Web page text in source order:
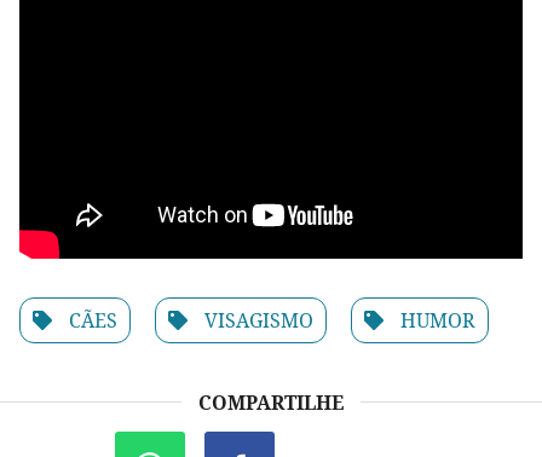
CÃES VISAGISMO HUMOR
COMPARTILHE